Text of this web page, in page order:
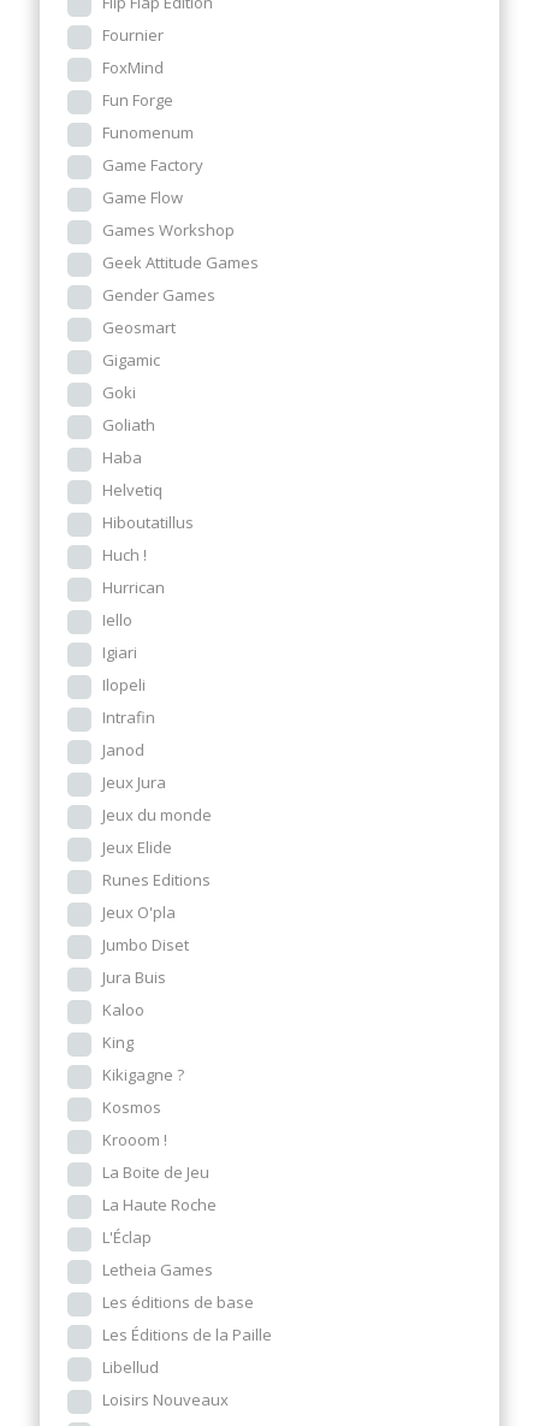
Fournier
FoxMind
Fun Forge
Funomenum
Game Factory
Game Flow
Games Workshop
Geek Attitude Games
Gender Games
Geosmart
Gigamic
Goki
Goliath
Haba
Helvetiq
Hiboutatillus
Huch !
Hurrican
Iello
Igiari
Ilopeli
Intrafin
Janod
Jeux Jura
Jeux du monde
Jeux Elide
Runes Editions
Jeux O'pla
Jumbo Diset
Jura Buis
Kaloo
King
Kikigagne ?
Kosmos
Krooom !
La Boite de Jeu
La Haute Roche
L'Éclap
Letheia Games
Les éditions de base
Les Éditions de la Paille
Libellud
Loisirs Nouveaux